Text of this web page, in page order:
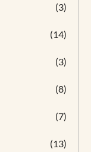
(3)
(14)
(3)
(8)
(7)
(13)